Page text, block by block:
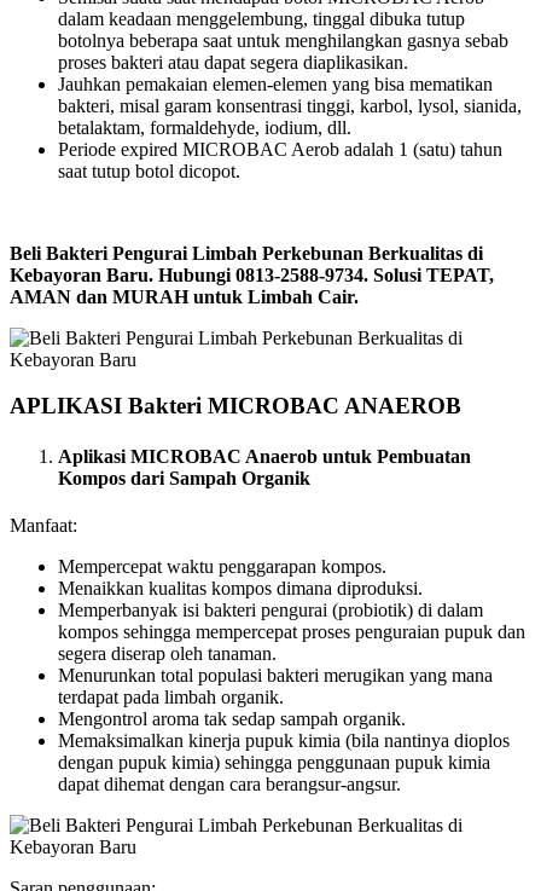
dalam keadaan menggelembung, tinggal dibuka tutup
botolnya beberapa saat untuk menghilangkan gasnya sebab
proses bakteri atau dapat segera diaplikasikan.
Jauhkan pemakaian elemen-elemen yang bisa mematikan
bakteri, misal garam konsentrasi tinggi, karbol, lysol, sianida,
betalaktam, formaldehyde, iodium, dll.
Periode expired MICROBAC Aerob adalah 1 (satu) tahun
saat tutup botol dicopot.
Beli Bakteri Pengurai Limbah Perkebunan Berkualitas di
Kebayoran Baru. Hubungi 0813-2588-9734. Solusi TEPAT,
AMAN dan MURAH untuk Limbah Cair.
APLIKASI Bakteri MICROBAC ANAEROB
Aplikasi MICROBAC Anaerob untuk Pembuatan
Kompos dari Sampah Organik
Manfaat:
Mempercepat waktu penggarapan kompos.
Menaikkan kualitas kompos dimana diproduksi.
Memperbanyak isi bakteri pengurai (probiotik) di dalam
kompos sehingga mempercepat proses penguraian pupuk dan
segera diserap oleh tanaman.
Menurunkan total populasi bakteri merugikan yang mana
terdapat pada limbah organik.
Mengontrol aroma tak sedap sampah organik.
Memaksimalkan kinerja pupuk kimia (bila nantinya dioplos
dengan pupuk kimia) sehingga penggunaan pupuk kimia
dapat dihemat dengan cara berangsur-angsur.